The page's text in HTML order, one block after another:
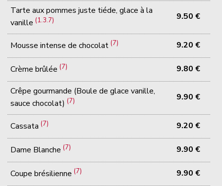
Tarte aux pommes juste tiéde, glace à la
vanille(1.3.7) 9.50 €
Mousse intense de chocolat(7) 9.20 €
Crème brûlée(7) 9.80 €
Crêpe gourmande (Boule de glace vanille,
sauce chocolat)(7) 9.90 €
Cassata(7) 9.20 €
Dame Blanche(7) 9.90 €
Coupe brésilienne(7) 9.90 €